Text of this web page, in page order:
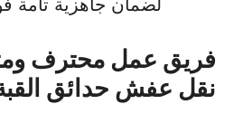
لضمان جاهزية تامة
فريق عمل محترف
نقل عفش حدائق